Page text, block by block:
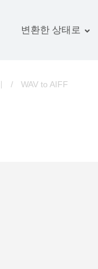
변환한 상태로
그림 변환기
/ WAV to AIFF